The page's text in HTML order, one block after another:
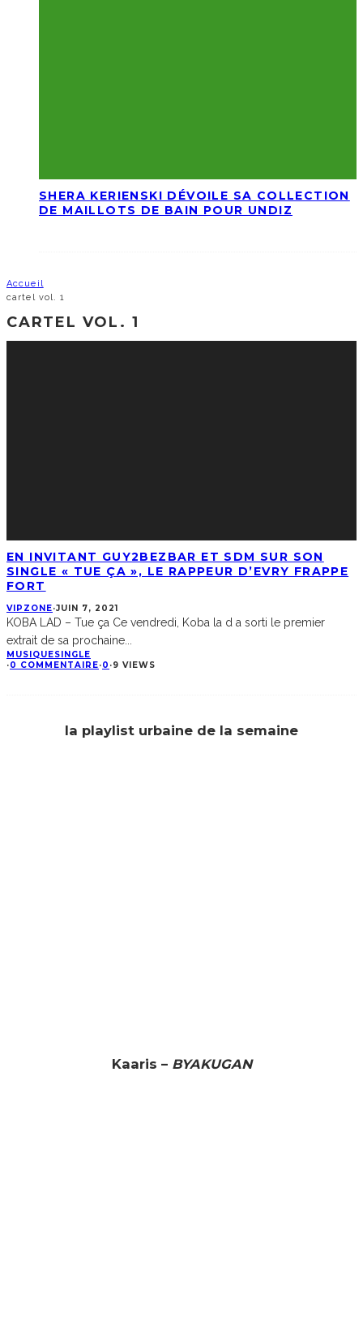
SHERA KERIENSKI DÉVOILE SA COLLECTION
DE MAILLOTS DE BAIN POUR UNDIZ
Accueil
cartel vol. 1
CARTEL VOL. 1
EN INVITANT GUY2BEZBAR ET SDM SUR SON
SINGLE « TUE ÇA », LE RAPPEUR D’EVRY FRAPPE
FORT
VIPZONE·JUIN 7, 2021
KOBA LAD – Tue ça Ce vendredi, Koba la d a sorti le premier
extrait de sa prochaine
MUSIQUESINGLE
·0 COMMENTAIRE·0 ·9 VIEWS
la playlist urbaine de la semaine
Kaaris – BYAKUGAN